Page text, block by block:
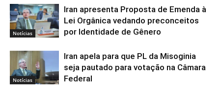
Notícias
Iran apresenta Proposta de Emenda à
Lei Orgânica vedando preconceitos
por Identidade de Gênero
Notícias
Iran apela para que PL da Misoginia
seja pautado para votação na Câmara
Federal